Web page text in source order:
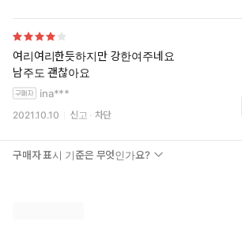
여리여리한듯하지만 강한여주네요
남주도 괜찮아요
ina***
2021.10.10 신고 차단
구매자 표시 기준은 무엇인가요?